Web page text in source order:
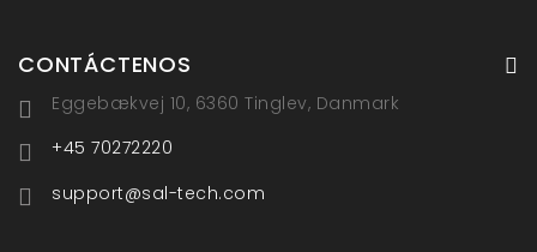
CONTÁCTENOS
Eggebækvej 10, 6360 Tinglev, Danmark
+45 70272220
support@sal-tech.com